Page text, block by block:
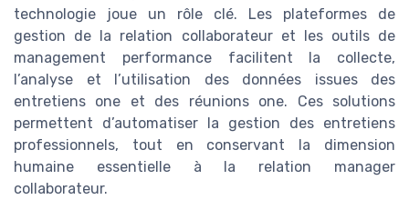
technologie joue un rôle clé. Les plateformes de
gestion de la relation collaborateur et les outils de
management performance facilitent la collecte,
l’analyse et l’utilisation des données issues des
entretiens one et des réunions one. Ces solutions
permettent d’automatiser la gestion des entretiens
professionnels, tout en conservant la dimension
humaine essentielle à la relation manager
collaborateur.